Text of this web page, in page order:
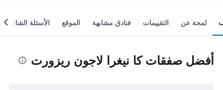
لمحة عن التقييمات فنادق مشابهة الموقع الأسئلة الشائعة
أفضل صفقات كا نيغرا لاجون ريزورت